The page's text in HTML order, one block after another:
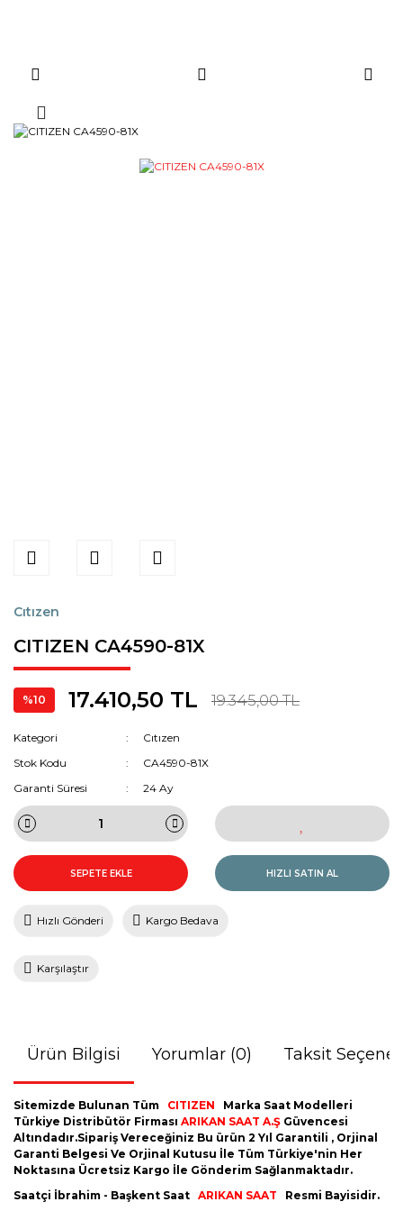
Cıtızen
CITIZEN CA4590-81X
%10 17.410,50 TL 19.345,00 TL
Kategori
Cıtızen
Stok Kodu
CA4590-81X
Garanti Süresi
24 Ay
SEPETE EKLE HIZLI SATIN AL
Hızlı Gönderi Kargo Bedava
Karşılaştır
Ürün Bilgisi Yorumlar (0) Taksit
Sitemizde Bulunan Tüm CITIZEN
Marka Saat Modelleri
Türkiye Distribütör Firması ARIKAN SAAT A.Ş Güvencesi
Altındadır.Sipariş Vereceğiniz Bu ürün 2 Yıl Garantili , Orjinal
Garanti Belgesi Ve Orjinal Kutusu İle Tüm Türkiye'nin Her
Noktasına Ücretsiz Kargo İle Gönderim Sağlanmaktadır.
Saatçi İbrahim - Başkent Saat ARIKAN SAAT Resmi Bayisidir.